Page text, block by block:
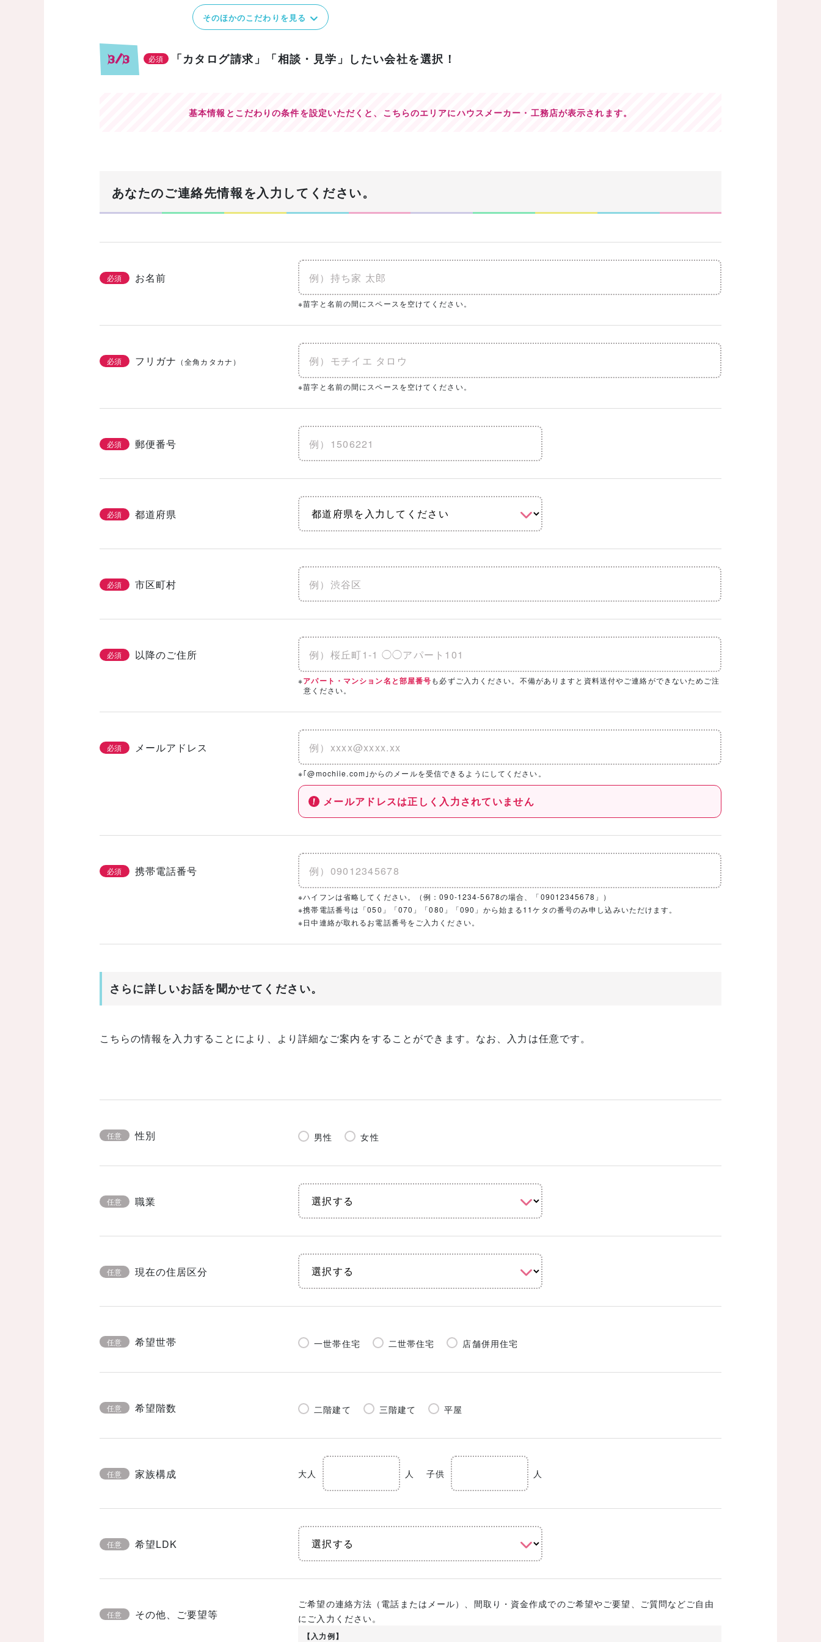
そのほかのこだわりを見る
3/3 必須 「カタログ請求」「相談・見学」したい会社を選択！
基本情報とこだわりの条件を設定いただくと、 こちらのエリアにハウスメーカー・工務店が表示されます。
あなたのご連絡先情報を入力してください。
必須 お名前
※苗字と名前の間にスペースを空けてください。
必須 フリガナ （全角カタカナ）
※苗字と名前の間にスペースを空けてください。
必須 郵便番号
必須 都道府県
必須 市区町村
必須 以降のご住所
※アパート・マンション名と部屋番号も必ずご入力ください。不備がありますと資料送付やご連絡ができないためご注
意ください。
必須 メールアドレス
※｢@mochiie.com｣からのメールを受信できるようにしてください。
メールアドレスは正しく入力されていません
必須 携帯電話番号
※ハイフンは省略してください。（例：090-1234-5678の場合、「09012345678」）
※携帯電話番号は「050」「070」「080」「090」から始まる11ケタの番号のみ申し込みいただけます。
※日中連絡が取れるお電話番号をご入力ください。
さらに詳しいお話を聞かせてください。
こちらの情報を入力することにより、より詳細なご案内をすることができます。なお、入力は任意です。
任意 性別 男性 女性
任意 職業
任意 現在の住居区分
任意 希望世帯 一世帯住宅 二世帯住宅 店舗併用住宅
任意 希望階数 二階建て 三階建て 平屋
任意 家族構成 大人 人 子供 人
任意 希望LDK
任意 その他、ご要望等
ご希望の連絡方法（電話またはメール）、間取り・資金作成でのご希望やご要望、ご質問などご自由
にご入力ください。
【入力例】